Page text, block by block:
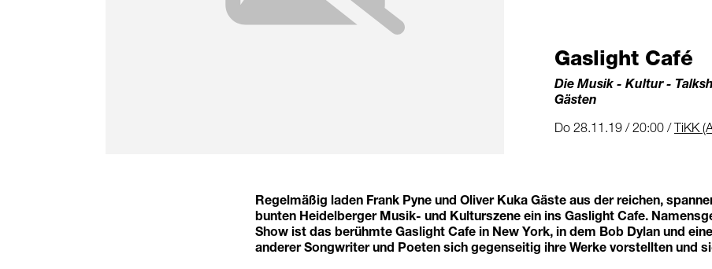
Gaslight Café
Die Musik - Kultur -
Gästen
Do 28.11.19 / 20:00 /TiKK
Regelmäßig laden Frank Pyne und Oliver Kuka Gäste aus der reichen,
bunten Heidelberger Musik- und Kulturszene ein ins Gaslight Cafe.
Show ist das berühmte Gaslight Cafe in New York, in dem Bob Dylan und
anderer Songwriter und Poeten sich gegenseitig ihre Werke vorstellten und